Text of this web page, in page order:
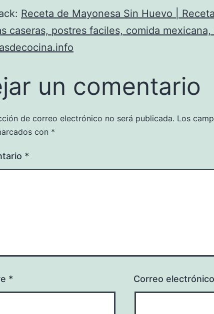
Receta de Mayonesa Sin Huevo |
caseras, postres faciles, comida
un comentario
de correo electrónico no será publicada. Los
con *
*
* Correo electrónico